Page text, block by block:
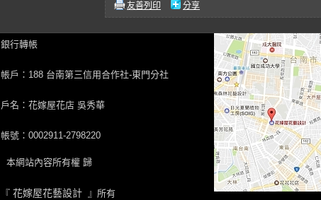
友善列印 分享
銀行轉帳
帳戶：188 台南第三信用合作社-東門分社
戶名：花嫁屋花店 吳秀華
帳號：0002911-2798220
本網站內容所有權 歸
『 花嫁屋花藝設計 』所有